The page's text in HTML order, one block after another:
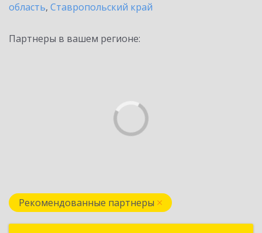
область, Ставропольский край
Партнеры в вашем регионе:
Рекомендованные партнеры